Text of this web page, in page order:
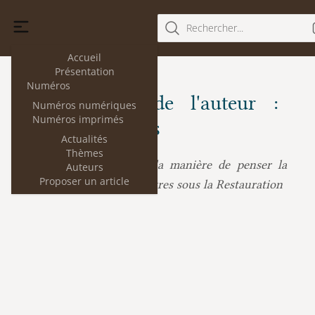
Accueil
Présentation
Numéros
Numéros numériques
Numéros imprimés
Actualités
Thèmes
Auteurs
Proposer un article
Rechercher...
Les articles de l'auteur :
Nathalie Havas
Nathalie Havas :
De la manière de penser la
responsabilité des ministres sous la Restauration